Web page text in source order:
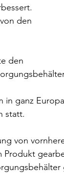
den
den
in ganz
statt.
von
Produkt